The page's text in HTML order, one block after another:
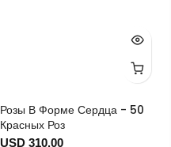
Розы В Форме Сердца - 50
Красных Роз
USD 310.00